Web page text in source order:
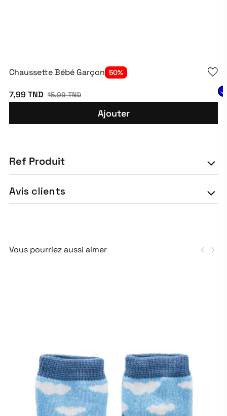
Chaussette Bébé Garçon 50%
7,99 TND 15,99 TND
Ajouter
Ref Produit
Avis clients
Vous pourriez aussi aimer